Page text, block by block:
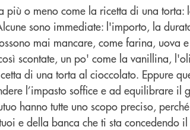
più o meno come la ricetta di una torta:
sono immediate: l'importo, la
mai mancare, come farina, uova
scontate, un po' come la vanillina,
di una torta al cioccolato. Eppure
l’impasto soffice e ad equilibrare il
hanno tutte uno scopo preciso,
e della banca che ti sta concedendo